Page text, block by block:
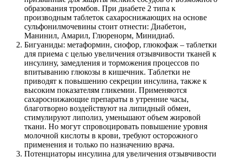
образования тромбов. При диабете 2 типа к
производным таблеток сахароснижающих на основе
сульфонилмочевины стоит отнести: Диабетон,
Манинил, Амарил, Глюренорм, Минидиаб.
Бигуаниды: метаформин, сиофор, глюкофаж – таблетки
для приема с целью увеличения отзывчивости тканей к
инсулину, замедления и торможения процессов по
впитыванию глюкозы в кишечник. Таблетки не
приводят к повышению секреции инсулина, также к
высоким показателям гликемии. Применяются
сахароснижающие препараты в утренние часы,
благотворно воздействуют на липидный обмен,
стимулируют липолиз, уменьшают объем жировой
ткани. Но могут спровоцировать повышение уровня
молочной кислоты в крови, требуют осторожного
применения и только по назначению врача.
Потенциаторы инсулина для увеличения отзывчивости